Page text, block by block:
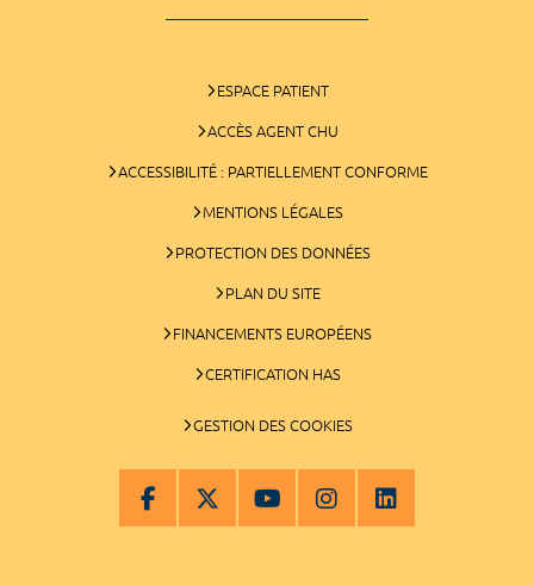
ESPACE PATIENT
ACCÈS AGENT CHU
ACCESSIBILITÉ : PARTIELLEMENT CONFORME
MENTIONS LÉGALES
PROTECTION DES DONNÉES
PLAN DU SITE
FINANCEMENTS EUROPÉENS
CERTIFICATION HAS
GESTION DES COOKIES